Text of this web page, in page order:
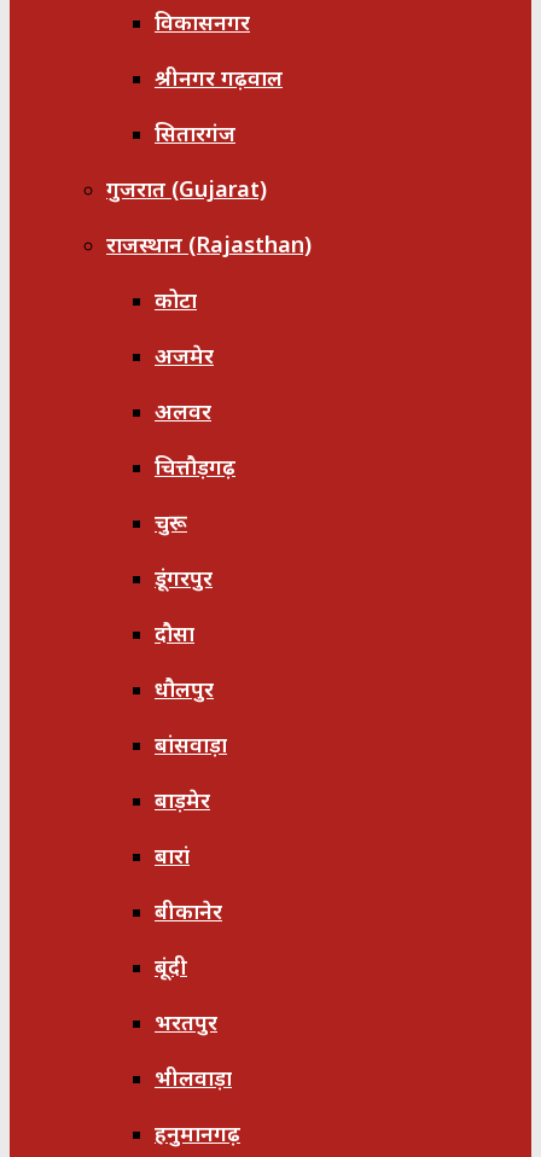
विकासनगर
श्रीनगर गढ़वाल
सितारगंज
गुजरात (Gujarat)
राजस्थान (Rajasthan)
कोटा
अजमेर
अलवर
चित्तौड़गढ़
चुरू
डूंगरपुर
दौसा
धौलपुर
बांसवाड़ा
बाड़मेर
बारां
बीकानेर
बूंदी
भरतपुर
भीलवाड़ा
हनुमानगढ़